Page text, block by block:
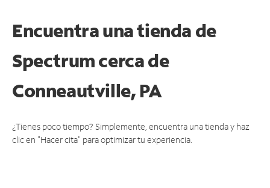
Encuentra una tienda de
Spectrumcerca de
Conneautville, PA
¿Tienes poco tiempo? Simplemente, encuentra una tienda y haz
clic en "Hacer cita" para optimizar tu experiencia.